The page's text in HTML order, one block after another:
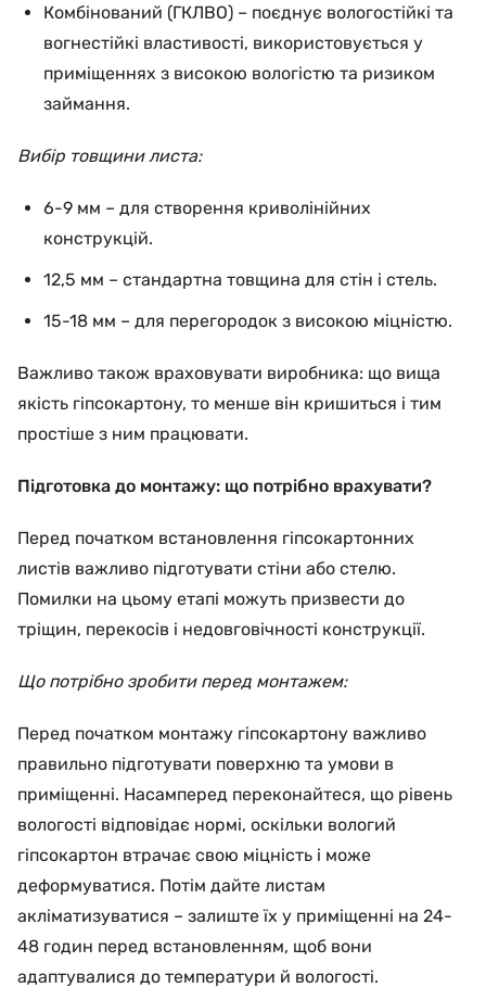
Комбінований (ГКЛВО) – поєднує вологостійкі та
вогнестійкі властивості, використовується у
приміщеннях з високою вологістю та ризиком
займання.
Вибір товщини листа:
6-9 мм – для створення криволінійних
конструкцій.
12,5 мм – стандартна товщина для стін і стель.
15-18 мм – для перегородок з високою міцністю.
Важливо також враховувати виробника: що вища
якість гіпсокартону, то менше він кришиться і тим
простіше з ним працювати.
Підготовка до монтажу: що потрібно врахувати?
Перед початком встановлення гіпсокартонних
листів важливо підготувати стіни або стелю.
Помилки на цьому етапі можуть призвести до
тріщин, перекосів і недовговічності конструкції.
Що потрібно зробити перед монтажем:
Перед початком монтажу гіпсокартону важливо
правильно підготувати поверхню та умови в
приміщенні. Насамперед переконайтеся, що рівень
вологості відповідає нормі, оскільки вологий
гіпсокартон втрачає свою міцність і може
деформуватися. Потім дайте листам
акліматизуватися – залиште їх у приміщенні на 24-
48 годин перед встановленням, щоб вони
адаптувалися до температури й вологості.